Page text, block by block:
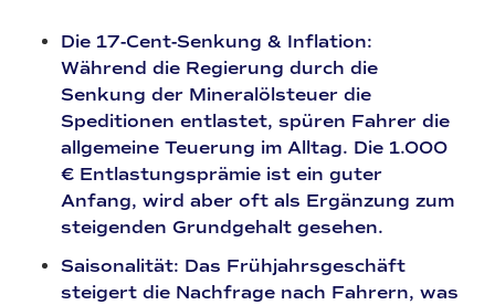
Die 17-Cent-Senkung & Inflation:
Während die Regierung durch die
Senkung der Mineralölsteuer die
Speditionen entlastet, spüren Fahrer die
allgemeine Teuerung im Alltag. Die 1.000
€ Entlastungsprämie ist ein guter
Anfang, wird aber oft als Ergänzung zum
steigenden Grundgehalt gesehen.
Saisonalität: Das Frühjahrsgeschäft
steigert die Nachfrage nach Fahrern, was